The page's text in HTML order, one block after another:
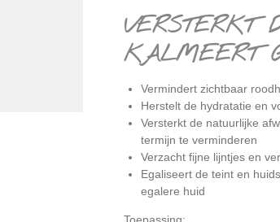
VERSTERKT
KALMEERT
Vermindert zichtbaar
Herstelt de hydratatie en
Versterkt de natuurlijke
termijn te verminderen
Verzacht fijne lijntjes en
Egaliseert de teint en
egalere huid